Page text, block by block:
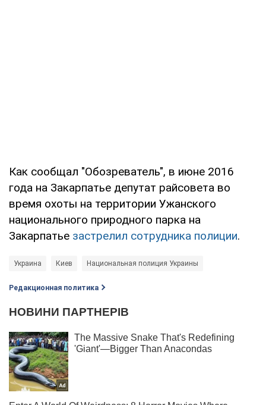
Как сообщал "Обозреватель", в июне 2016
года на Закарпатье депутат райсовета во
время охоты на территории Ужанского
национального природного парка на
Закарпатье застрелил сотрудника полиции.
Украина Киев Национальная полиция Украины
Редакционная политика